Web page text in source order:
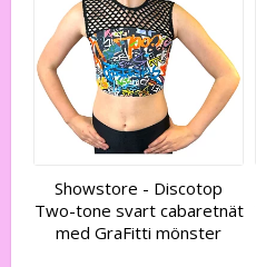
Showstore - Discotop
Two-tone svart cabaretnät
med GraFitti mönster